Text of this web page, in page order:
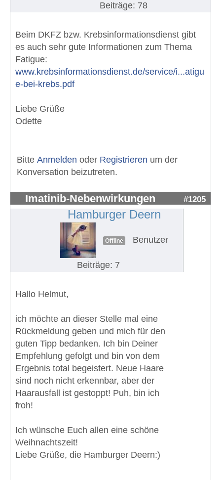
Beiträge: 78
Beim DKFZ bzw. Krebsinformationsdienst gibt
es auch sehr gute Informationen zum Thema
Fatigue:
www.krebsinformationsdienst.de/service/i...atigu
e-bei-krebs.pdf
Liebe Grüße
Odette
Bitte Anmelden oder Registrieren um der
Konversation beizutreten.
Imatinib-Nebenwirkungen #1205
Hamburger Deern
Offline Benutzer
Beiträge: 7
Hallo Helmut,
ich möchte an dieser Stelle mal eine
Rückmeldung geben und mich für den
guten Tipp bedanken. Ich bin Deiner
Empfehlung gefolgt und bin von dem
Ergebnis total begeistert. Neue Haare
sind noch nicht erkennbar, aber der
Haarausfall ist gestoppt! Puh, bin ich
froh!
Ich wünsche Euch allen eine schöne
Weihnachtszeit!
Liebe Grüße, die Hamburger Deern:)